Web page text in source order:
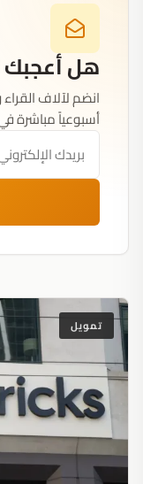
هل أعجبك
انضم لآلاف
أسبوعياً مباشرة
تمويل